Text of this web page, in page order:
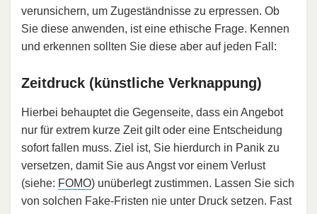
verunsichern, um Zugeständnisse zu erpressen. Ob
Sie diese anwenden, ist eine ethische Frage. Kennen
und erkennen sollten Sie diese aber auf jeden Fall:
Zeitdruck (künstliche Verknappung)
Hierbei behauptet die Gegenseite, dass ein Angebot
nur für extrem kurze Zeit gilt oder eine Entscheidung
sofort fallen muss. Ziel ist, Sie hierdurch in Panik zu
versetzen, damit Sie aus Angst vor einem Verlust
(siehe: FOMO) unüberlegt zustimmen. Lassen Sie sich
von solchen Fake-Fristen nie unter Druck setzen. Fast